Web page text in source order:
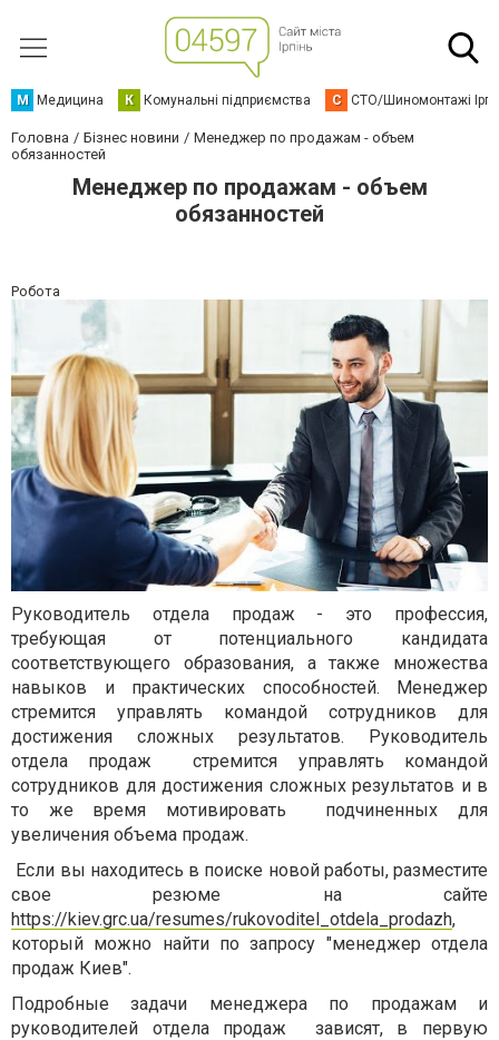
М Медицина К Комунальні підприємства С СТО/Шиномонтажі
Головна Бізнес новини
Менеджер по продажам - объем
обязанностей
Менеджер по продажам - объем
обязанностей
Робота
Руководитель отдела продаж - это профессия,
требующая от потенциального кандидата
соответствующего образования, а также множества
навыков и практических способностей. Менеджер
стремится управлять командой сотрудников для
достижения сложных результатов. Руководитель
отдела продаж стремится управлять командой
сотрудников для достижения сложных результатов и в
то же время мотивировать подчиненных для
увеличения объема продаж.
Если вы находитесь в поиске новой работы, разместите
свое резюме на сайте
https://kiev.grc.ua/resumes/rukovoditel_otdela_prodazh,
который можно найти по запросу "менеджер отдела
продаж Киев".
Подробные задачи менеджера по продажам и
руководителей отдела продаж зависят, в первую